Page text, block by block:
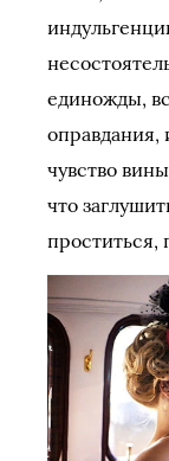
единожды,
оправдания,
чувство
что
проститься,